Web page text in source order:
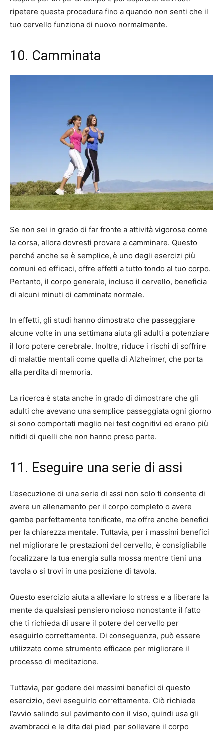
ripetere questa procedura fino a quando non senti che il
tuo cervello funziona di nuovo normalmente.
10. Camminata
Se non sei in grado di far fronte a attività vigorose come
la corsa, allora dovresti provare a camminare. Questo
perché anche se è semplice, è uno degli esercizi più
comuni ed efficaci, offre effetti a tutto tondo al tuo corpo.
Pertanto, il corpo generale, incluso il cervello, beneficia
di alcuni minuti di camminata normale.
In effetti, gli studi hanno dimostrato che passeggiare
alcune volte in una settimana aiuta gli adulti a potenziare
il loro potere cerebrale. Inoltre, riduce i rischi di soffrire
di malattie mentali come quella di Alzheimer, che porta
alla perdita di memoria.
La ricerca è stata anche in grado di dimostrare che gli
adulti che avevano una semplice passeggiata ogni giorno
si sono comportati meglio nei test cognitivi ed erano più
nitidi di quelli che non hanno preso parte.
11. Eseguire una serie di assi
L’esecuzione di una serie di assi non solo ti consente di
avere un allenamento per il corpo completo o avere
gambe perfettamente tonificate, ma offre anche benefici
per la chiarezza mentale. Tuttavia, per i massimi benefici
nel migliorare le prestazioni del cervello, è consigliabile
focalizzare la tua energia sulla mossa mentre tieni una
tavola o si trovi in ​​una posizione di tavola.
Questo esercizio aiuta a alleviare lo stress e a liberare la
mente da qualsiasi pensiero noioso nonostante il fatto
che ti richieda di usare il potere del cervello per
eseguirlo correttamente. Di conseguenza, può essere
utilizzato come strumento efficace per migliorare il
processo di meditazione.
Tuttavia, per godere dei massimi benefici di questo
esercizio, devi eseguirlo correttamente. Ciò richiede
l’avvio salindo sul pavimento con il viso, quindi usa gli
avambracci e le dita dei piedi per sollevare il corpo